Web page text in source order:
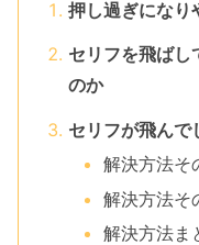
押し過ぎになり
セリフを飛ばし
のか
セリフが飛んで
解決方法そ
解決方法そ
解決方法ま